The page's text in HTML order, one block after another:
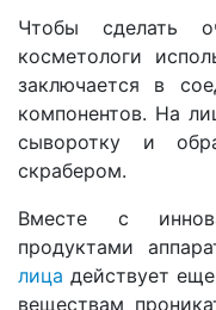
Чтобы сделать
косметологи
заключается в
компонентов. На
сыворотку и
скрабером.
Вместе с
продуктами
лица действует
веществам